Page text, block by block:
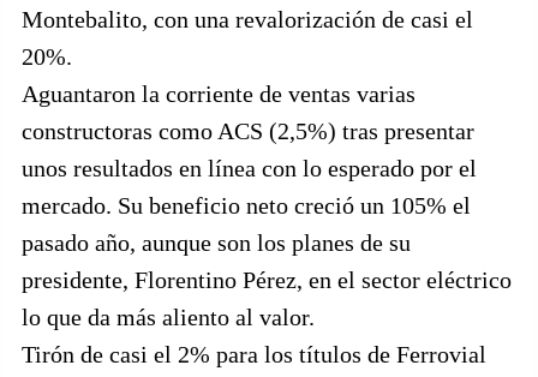
Montebalito, con una revalorización de casi el
20%.
Aguantaron la corriente de ventas varias
constructoras como ACS (2,5%) tras presentar
unos resultados en línea con lo esperado por el
mercado. Su beneficio neto creció un 105% el
pasado año, aunque son los planes de su
presidente, Florentino Pérez, en el sector eléctrico
lo que da más aliento al valor.
Tirón de casi el 2% para los títulos de Ferrovial